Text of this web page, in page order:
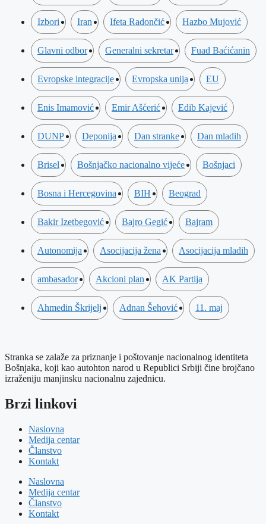
Izbori Iran Ifeta Radončić Hazbo Mujović
Glavni odbor Generalni sekretar Fuad Baćićanin
Evropske integracije Evropska unija EU
Enis Imamović Emir Ašćerić Edib Kajević
DUNP Deponija Dan stranke Dan mladih
Brisel Bošnjačko nacionalno vijeće Bošnjaci
Bosna i Hercegovina BIH Beograd
Bakir Izetbegović Bajro Gegić Bajram
Autonomija Asocijacija žena Asocijacija mladih
ambasador Akcioni plan AK Partija
Ahmedin Škrijelj Adnan Šehović 11. maj
Stranka se zalaže za priznanje i poštovanje nacionalnog identiteta
Bošnjaka, koji kao autohton narod u Republici Srbiji čine brojčano
izraženiju manjinsku nacionalnu zajednicu.
Brzi linkovi
Naslovna
Medija centar
Članstvo
Kontakt
Naslovna
Medija centar
Članstvo
Kontakt